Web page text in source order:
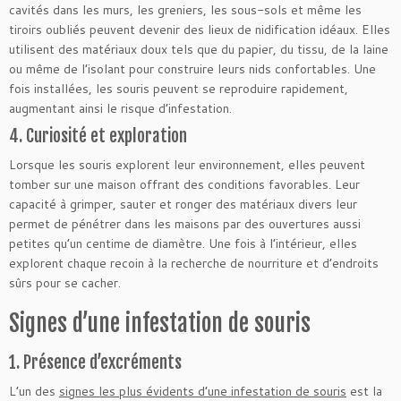
cavités dans les murs, les greniers, les sous-sols et même les
tiroirs oubliés peuvent devenir des lieux de nidification idéaux. Elles
utilisent des matériaux doux tels que du papier, du tissu, de la laine
ou même de l’isolant pour construire leurs nids confortables. Une
fois installées, les souris peuvent se reproduire rapidement,
augmentant ainsi le risque d’infestation.
4. Curiosité et exploration
Lorsque les souris explorent leur environnement, elles peuvent
tomber sur une maison offrant des conditions favorables. Leur
capacité à grimper, sauter et ronger des matériaux divers leur
permet de pénétrer dans les maisons par des ouvertures aussi
petites qu’un centime de diamètre. Une fois à l’intérieur, elles
explorent chaque recoin à la recherche de nourriture et d’endroits
sûrs pour se cacher.
Signes d’une infestation de souris
1. Présence d’excréments
L’un des signes les plus évidents d’une infestation de souris est la